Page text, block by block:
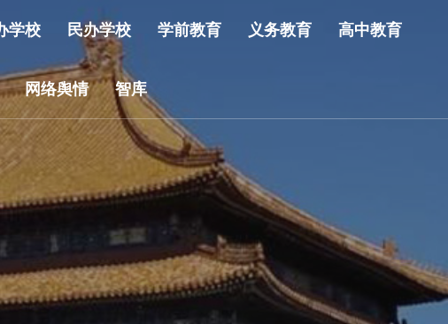
学校 民办学校 学前教育 义务教育 高中教育
网络舆情 智库